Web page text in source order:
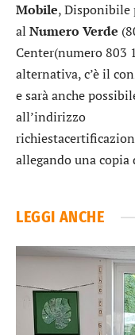
Mobile, Disponibile
al Numero Verde
Center(numero 803
alternativa, c’è il
e sarà anche
all’indirizzo
allegando una
LEGGI ANCHE